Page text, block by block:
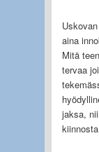
aina
Mitä
tervaa
jaksa,